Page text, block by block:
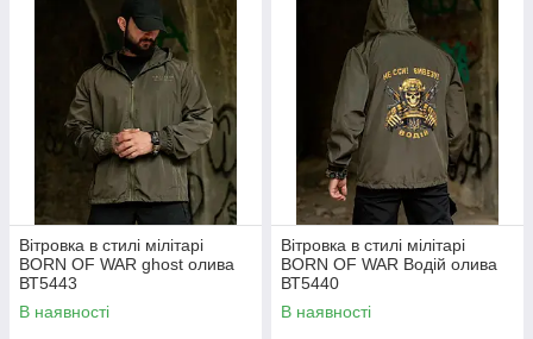
Вітровка в стилі мілітарі
BORN OF WAR ghost олива
ВТ5443
В наявності
Вітровка в стилі мілітарі
BORN OF WAR Водій олива
ВТ5440
В наявності